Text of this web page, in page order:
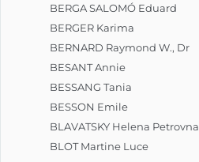
BERGA SALOMÓ Eduard
BERGER Karima
BERNARD Raymond W., Dr
BESANT Annie
BESSANG Tania
BESSON Emile
BLAVATSKY Helena Petrovna
BLOT Martine Luce